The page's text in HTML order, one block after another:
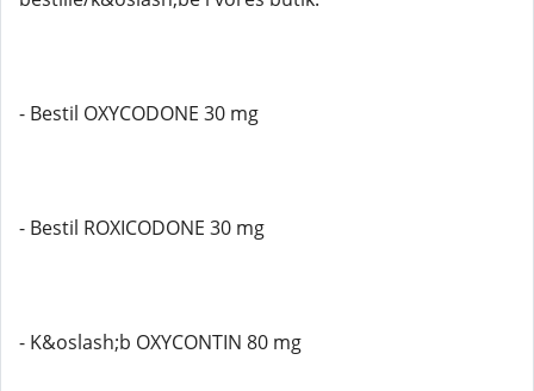
- Bestil OXYCODONE 30 mg
- Bestil ROXICODONE 30 mg
- K&oslash;b OXYCONTIN 80 mg